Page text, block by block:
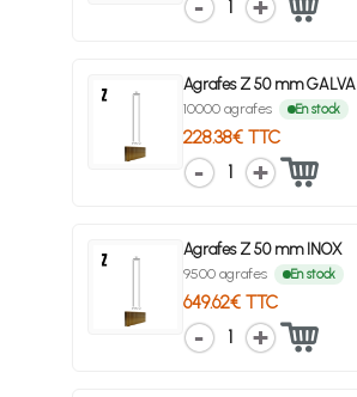
1
Agrafes Z 50 mm GALVA
10000 agrafes En stock
228.38€ TTC
1
Agrafes Z 50 mm INOX
9500 agrafes En stock
649.62€ TTC
1